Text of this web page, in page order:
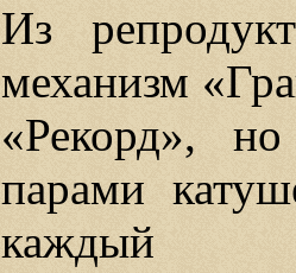
Из
механизм
«Рекорд»,
парами
каждый